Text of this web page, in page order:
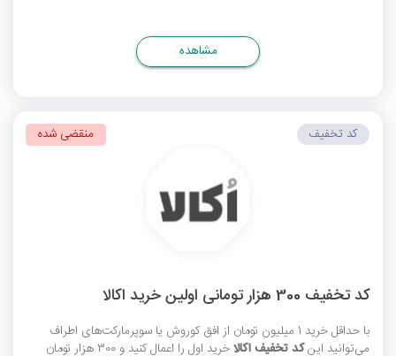
مشاهده
کد تخفیف 300 هزار تومانی اولین خرید اکالا
با حداقل خرید 1 میلیون تومان از افق کوروش یا سوپرمارکت‌های اطراف
می‌توانید اینکد تخفیف اکالاخرید اول را اعمال کنید و 300 هزار تومان
کد تخفیف منقضی شده